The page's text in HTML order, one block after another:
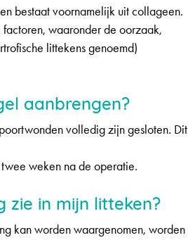
bestaat voornamelijk uit collageen.
waaronder de oorzaak,
littekens genoemd)
aanbrengen?
volledig zijn gesloten. Dit
weken na de operatie.
zie in mijn litteken?
kan worden waargenomen, worden